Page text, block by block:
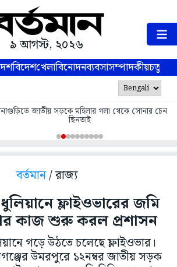
৯ আগস্ট, ২০২৬
বিদেশখেলাবিনোদনব্যবসাসম্পাদকীয়
জাতীয় সড়কে মহিলার গলা থেকে সোনার চেন
ছিনতাই
বর্তমান/ রাজ্য
ফ্লাইওভারের জমি
কাজ শুরু করল প্রশাসন
গড়ে উঠতে চলেছে ফ্লাইওভার।
উমরপুরে ১২নম্বর জাতীয় সড়ক